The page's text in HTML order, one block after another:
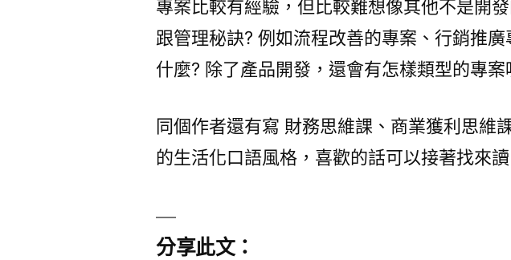
專案比較有經驗，但比較難想像其他不是開
跟管理秘訣? 例如流程改善的專案、行銷推
什麼? 除了產品開發，還會有怎樣類型的專案
同個作者還有寫 財務思維課、商業獲利思維
的生活化口語風格，喜歡的話可以接著找來讀
分享此文：